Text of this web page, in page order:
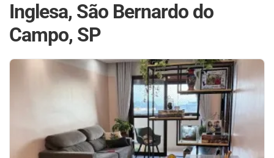
Inglesa, São Bernardo do
Campo, SP